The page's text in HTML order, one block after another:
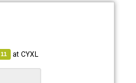
11 atCYXL